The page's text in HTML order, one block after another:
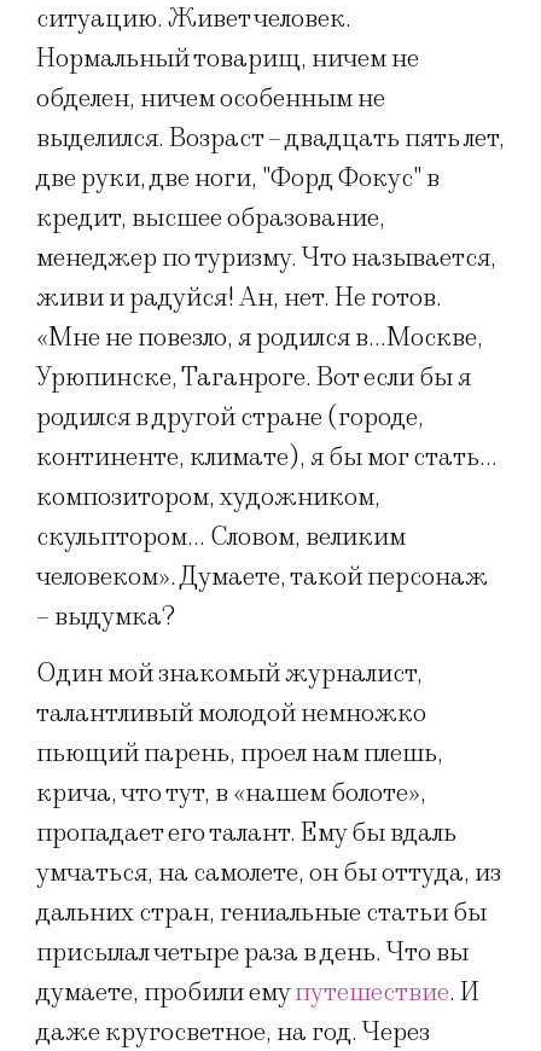
ситуацию. Живет человек.
Нормальный товарищ, ничем не
обделен, ничем особенным не
выделился. Возраст – двадцать пять лет,
две руки, две ноги, "Форд Фокус" в
кредит, высшее образование,
менеджер по туризму. Что называется,
живи и радуйся! Ан, нет. Не готов.
«Мне не повезло, я родился в…Москве,
Урюпинске, Таганроге. Вот если бы я
родился в другой стране (городе,
континенте, климате), я бы мог стать…
композитором, художником,
скульптором… Словом, великим
человеком». Думаете, такой персонаж
– выдумка?
Один мой знакомый журналист,
талантливый молодой немножко
пьющий парень, проел нам плешь,
крича, что тут, в «нашем болоте»,
пропадает его талант. Ему бы вдаль
умчаться, на самолете, он бы оттуда, из
дальних стран, гениальные статьи бы
присылал четыре раза в день. Что вы
думаете, пробили емупутешествие. И
даже кругосветное, на год. Через